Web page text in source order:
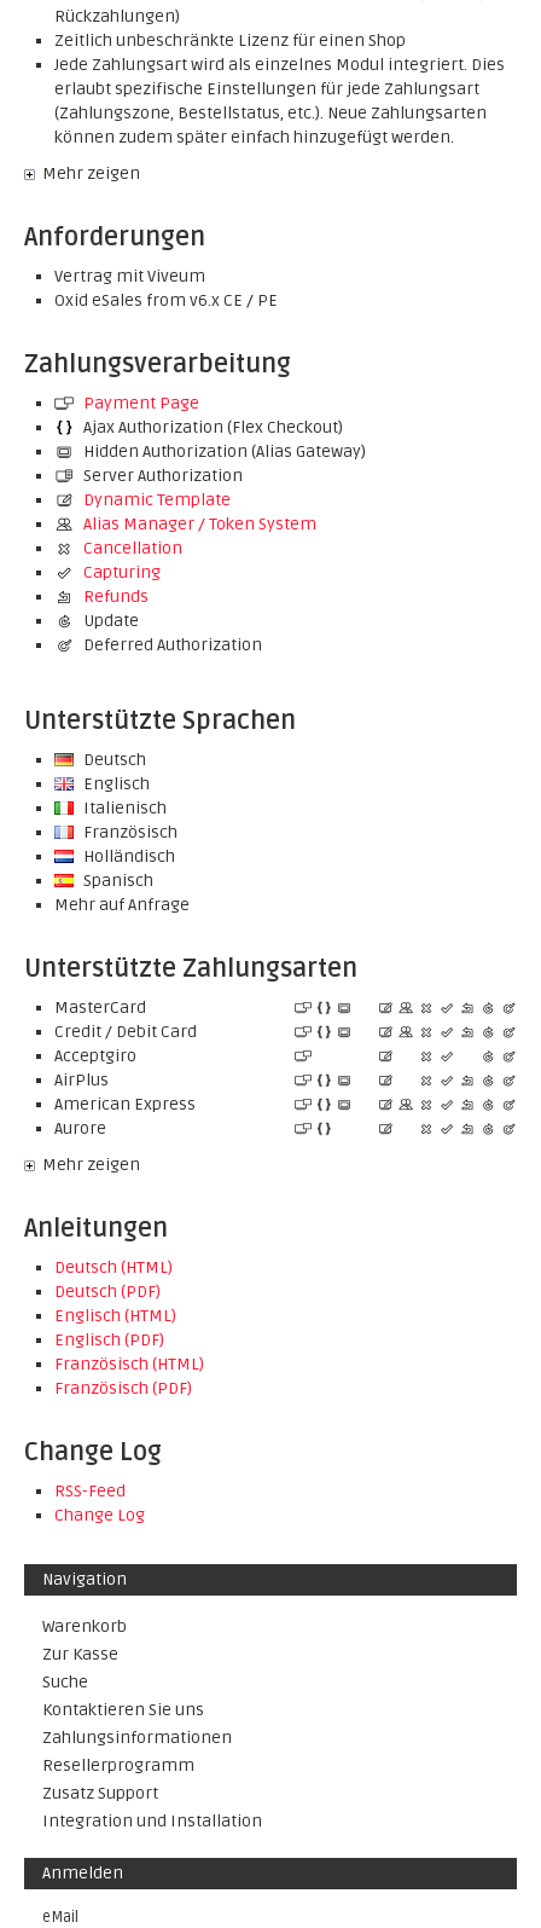
Rückzahlungen)
Zeitlich unbeschränkte Lizenz für einen Shop
Jede Zahlungsart wird als einzelnes Modul integriert. Dies
erlaubt spezifische Einstellungen für jede Zahlungsart
(Zahlungszone, Bestellstatus, etc.). Neue Zahlungsarten
können zudem später einfach hinzugefügt werden.
Mehr zeigen
Anforderungen
Vertrag mit Viveum
Oxid eSales from v6.x CE / PE
Zahlungsverarbeitung
Payment Page
Ajax Authorization (Flex Checkout)
Hidden Authorization (Alias Gateway)
Server Authorization
Dynamic Template
Alias Manager / Token System
Cancellation
Capturing
Refunds
Update
Deferred Authorization
Unterstützte Sprachen
Deutsch
Englisch
Italienisch
Französisch
Holländisch
Spanisch
Mehr auf Anfrage
Unterstützte Zahlungsarten
MasterCard
Credit / Debit Card
Acceptgiro
AirPlus
American Express
Aurore
Mehr zeigen
Anleitungen
Deutsch (HTML)
Deutsch (PDF)
Englisch (HTML)
Englisch (PDF)
Französisch (HTML)
Französisch (PDF)
Change Log
RSS-Feed
Change Log
Navigation
Warenkorb
Zur Kasse
Suche
Kontaktieren Sie uns
Zahlungsinformationen
Resellerprogramm
Zusatz Support
Integration und Installation
Anmelden
eMail